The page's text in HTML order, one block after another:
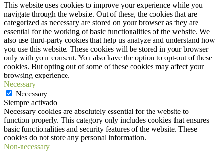
This website uses cookies to improve your experience while you
navigate through the website. Out of these, the cookies that are
categorized as necessary are stored on your browser as they are
essential for the working of basic functionalities of the website. We
also use third-party cookies that help us analyze and understand how
you use this website. These cookies will be stored in your browser
only with your consent. You also have the option to opt-out of these
cookies. But opting out of some of these cookies may affect your
browsing experience.
Necessary
Necessary
Siempre activado
Necessary cookies are absolutely essential for the website to
function properly. This category only includes cookies that ensures
basic functionalities and security features of the website. These
cookies do not store any personal information.
Non-necessary